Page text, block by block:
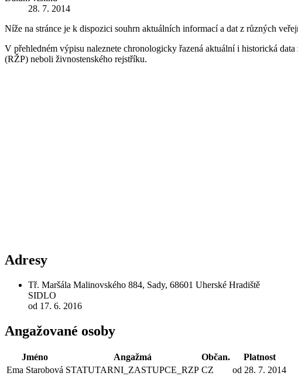
28. 7. 2014
Níže na stránce je k dispozici souhrn aktuálních informací a dat z různých
V přehledném výpisu naleznete chronologicky řazená aktuální i historická
(RŽP) neboli živnostenského rejstříku.
Adresy
Tř. Maršála Malinovského 884, Sady, 68601 Uherské Hradiště
SIDLO
od 17. 6. 2016
Angažované osoby
Jméno Angažmá Občan.
Platnost
Ema Starobová STATUTARNI_ZASTUPCE_RZP CZ od 28. 7. 2014